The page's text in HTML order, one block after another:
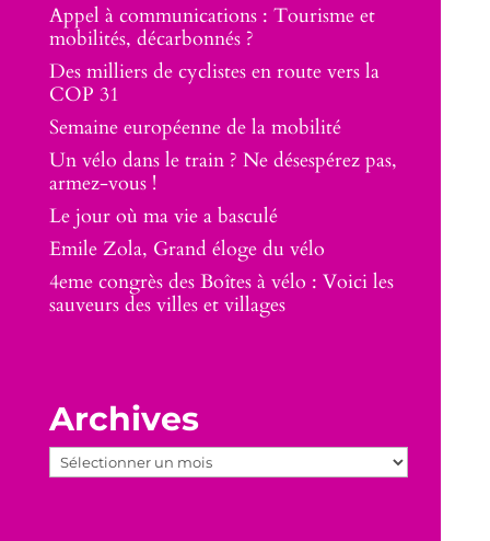
Appel à communications : Tourisme et
mobilités, décarbonnés ?
Des milliers de cyclistes en route vers la
COP 31
Semaine européenne de la mobilité
Un vélo dans le train ? Ne désespérez pas,
armez-vous !
Le jour où ma vie a basculé
Emile Zola, Grand éloge du vélo
4eme congrès des Boîtes à vélo : Voici les
sauveurs des villes et villages
Archives
Archives